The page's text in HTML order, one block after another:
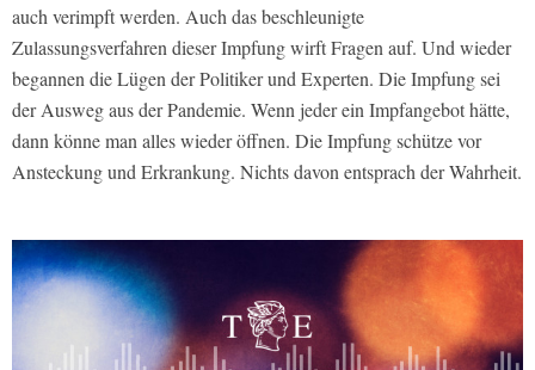
auch verimpft werden. Auch das beschleunigte
Zulassungsverfahren dieser Impfung wirft Fragen auf. Und wieder
begannen die Lügen der Politiker und Experten. Die Impfung sei
der Ausweg aus der Pandemie. Wenn jeder ein Impfangebot hätte,
dann könne man alles wieder öffnen. Die Impfung schütze vor
Ansteckung und Erkrankung. Nichts davon entsprach der Wahrheit.